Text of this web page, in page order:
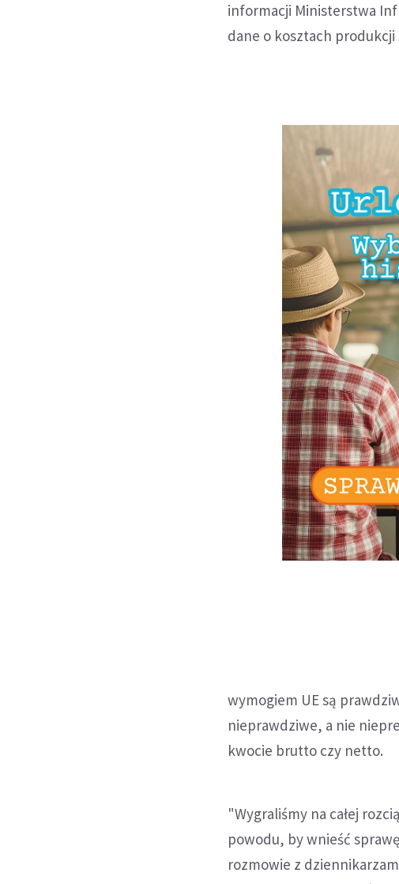
informacji Ministerstwa
dane o kosztach
wymogiem UE są
nieprawdziwe, a nie
kwocie brutto czy netto.
"Wygraliśmy na całej
powodu, by wnieść
rozmowie z